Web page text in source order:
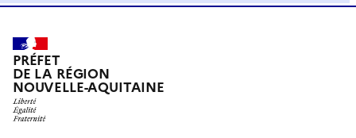
PRÉFET
DE LA RÉGION
NOUVELLE-AQUITAINE